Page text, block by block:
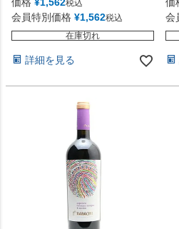
税込
会員特別価格 ¥1,562税込
在庫切れ
詳細を見る
会